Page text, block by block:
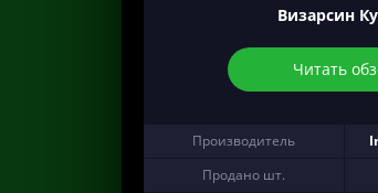
Визарсин
Читать
Производитель
Продано шт.